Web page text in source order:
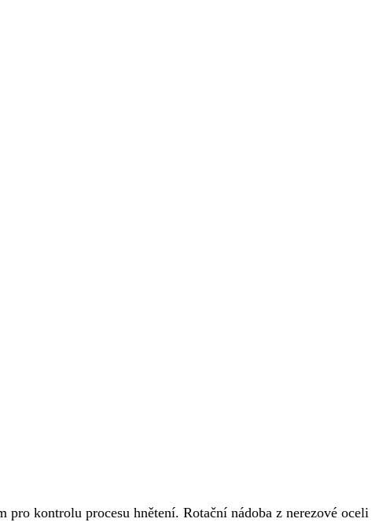
kontrolu procesu hnětení. Rotační nádoba z nerezové oceli